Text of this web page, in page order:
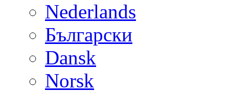
Nederlands
Български
Dansk
Norsk